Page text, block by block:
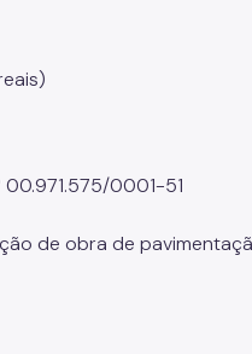
00.971.575/0001-51
de obra de